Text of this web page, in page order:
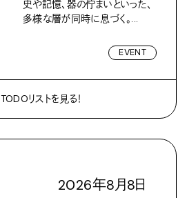
史や記憶、器の佇まいといった、
多様な層が同時に息づく。...
EVENT
TODOリストを見る！
2026年8月8日